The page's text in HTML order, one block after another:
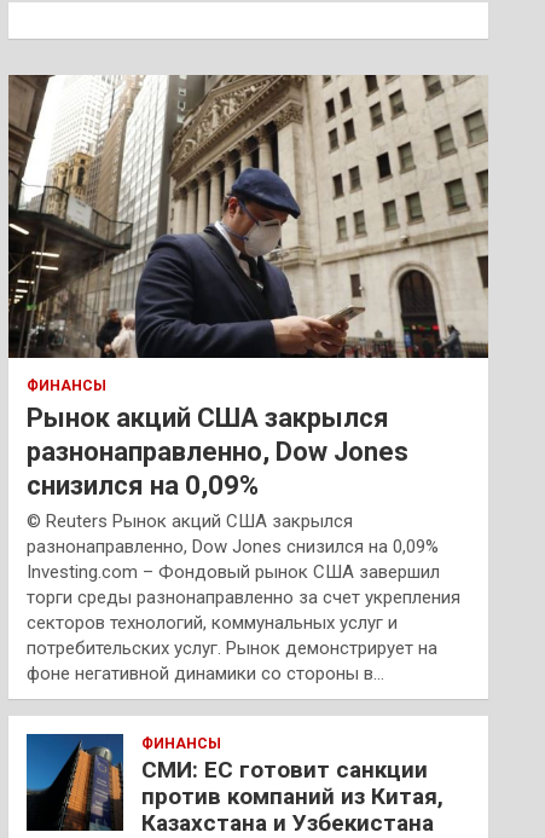
к
ФИНАНСЫ
Рынок акций США закрылся
разнонаправленно, Dow Jones
снизился на 0,09%
© Reuters Рынок акций США закрылся
разнонаправленно, Dow Jones снизился на 0,09%
Investing.com – Фондовый рынок США завершил
торги среды разнонаправленно за счет укрепления
секторов технологий, коммунальных услуг и
потребительских услуг. Рынок демонстрирует на
фоне негативной динамики со стороны в…
ФИНАНСЫ
СМИ: ЕС готовит санкции
против компаний из Китая,
Казахстана и Узбекистана